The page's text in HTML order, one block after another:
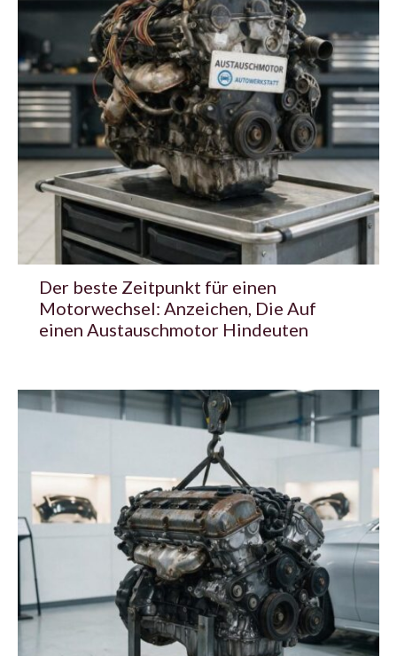
Der beste Zeitpunkt für einen
Motorwechsel: Anzeichen, Die Auf
einen Austauschmotor Hindeuten